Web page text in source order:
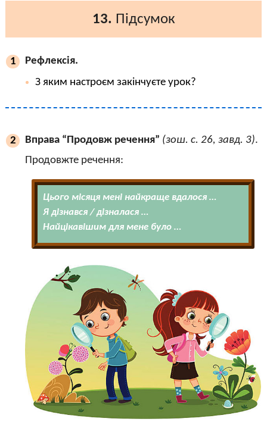
13. Підсумок
1
Рефлексія.
З яким настроєм закінчуєте урок?
2 Вправа “Продовж речення” (зош. с. 26, завд. 3).
Продовжте речення:
Цього місяця мені найкраще вдалося …
Я дізнався / дізналася …
Найцікавішим для мене було …